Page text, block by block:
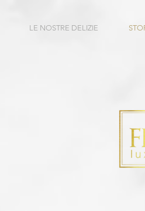
LE NOSTRE DELIZIE